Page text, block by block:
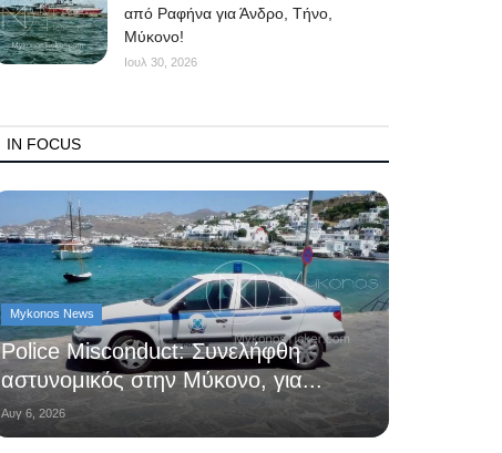
από Ραφήνα για Άνδρο, Τήνο,
Μύκονο!
Ιουλ 30, 2026
IN FOCUS
Mykonos News
Police Misconduct: Συνελήφθη
αστυνομικός στην Μύκονο, για...
Αυγ 6, 2026